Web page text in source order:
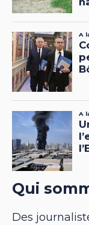
Qui
Des